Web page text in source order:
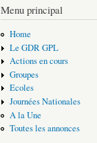
Menu principal
Home
Le GDR GPL
Actions en cours
Groupes
Ecoles
Journées Nationales
A la Une
Toutes les annonces